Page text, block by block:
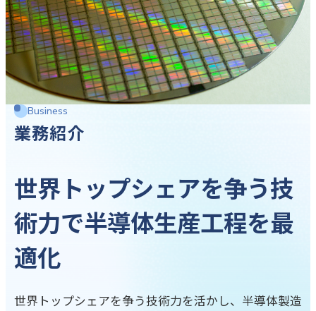
Business
業務紹介
世界トップシェアを争う技
術力で半導体生産工程を最
適化
世界トップシェアを争う技術力を活かし、半導体製造